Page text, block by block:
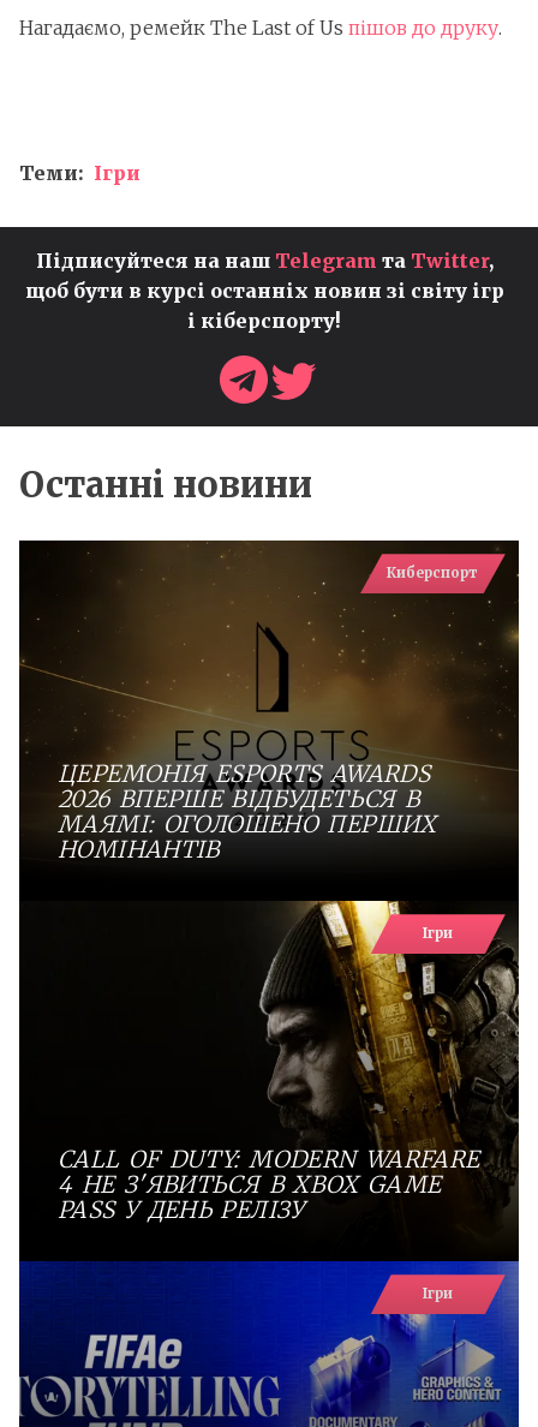
Нагадаємо, ремейк The Last of Us пішов до друку.
Теми: Ігри
Підписуйтеся на наш Telegram та Twitter,
щоб бути в курсі останніх новин зі світу ігр
і кіберспорту!
Останні новини
Киберспорт
ЦЕРЕМОНІЯ ESPORTS AWARDS
2026 ВПЕРШЕ ВІДБУДЕТЬСЯ В
МАЯМІ: ОГОЛОШЕНО ПЕРШИХ
НОМІНАНТІВ
Ігри
CALL OF DUTY: MODERN WARFARE
4 НЕ З'ЯВИТЬСЯ В XBOX GAME
PASS У ДЕНЬ РЕЛІЗУ
Ігри